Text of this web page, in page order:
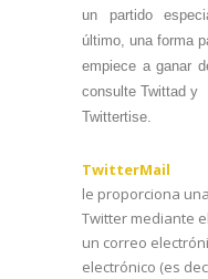
un partido
último, una forma
empiece a ganar
consulte Twittad y
Twittertise.
TwitterMail
le proporciona
Twitter mediante
un correo
electrónico (es